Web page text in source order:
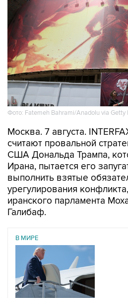
Фото: Fatemeh Bahrami/Anadolu via Getty
Москва. 7 августа.
считают провальной
США Дональда Трампа,
Ирана, пытается его
выполнить взятые
урегулирования
иранского парламента
Галибаф.
В МИРЕ